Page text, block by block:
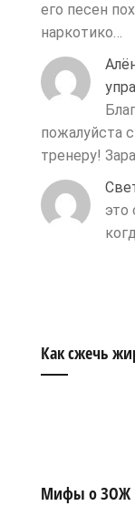
его песен
наркотико…
пожалуйста
тренеру!
это
Как сжечь
Мифы о ЗОЖ